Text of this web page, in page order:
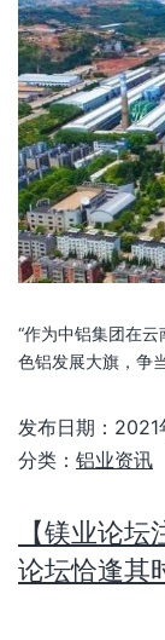
“作为中铝集团在云
色铝发展大旗，争
发布日期： 2021
分类： 铝业资讯
【镁业论
论坛恰逢其